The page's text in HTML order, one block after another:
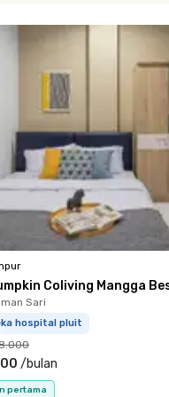
Coliving Mangga
Sari
hospital pluit
/bulan
pertama